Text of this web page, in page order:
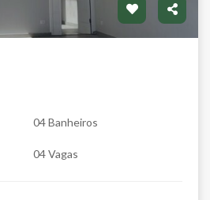
04 Banheiros
04 Vagas